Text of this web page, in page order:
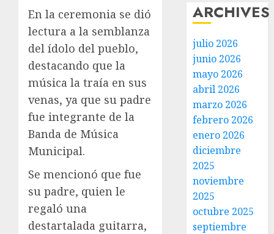
En la ceremonia se dió
lectura a la semblanza
del ídolo del pueblo,
destacando que la
música la traía en sus
venas, ya que su padre
fue integrante de la
Banda de Música
Municipal.
Se mencionó que fue
su padre, quien le
regaló una
destartalada guitarra,
ARCHIVES
julio 2026
junio 2026
mayo 2026
abril 2026
marzo 2026
febrero 2026
enero 2026
diciembre
2025
noviembre
2025
octubre 2025
septiembre